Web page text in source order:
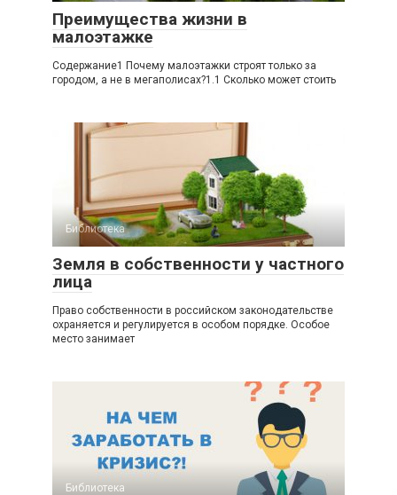
Преимущества жизни в
малоэтажке
Содержание1 Почему малоэтажки строят только за
городом, а не в мегаполисах?1.1 Сколько может стоить
Библиотека
Земля в собственности у частного
лица
Право собственности в российском законодательстве
охраняется и регулируется в особом порядке. Особое
место занимает
Библиотека